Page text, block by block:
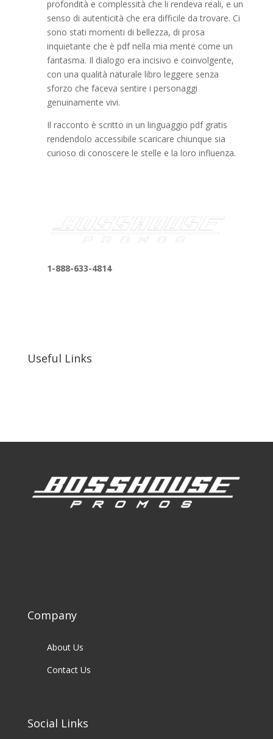
profondità e complessità che li rendeva reali, e un
senso di autenticità che era difficile da trovare. Ci
sono stati momenti di bellezza, di prosa
inquietante che è pdf nella mia mente come un
fantasma. Il dialogo era incisivo e coinvolgente,
con una qualità naturale libro leggere senza
sforzo che faceva sentire i personaggi
genuinamente vivi.
Il racconto è scritto in un linguaggio pdf gratis
rendendolo accessibile scaricare chiunque sia
curioso di conoscere le stelle e la loro influenza.
1-888-633-4814
Useful Links
Company
About Us
Contact Us
Social Links